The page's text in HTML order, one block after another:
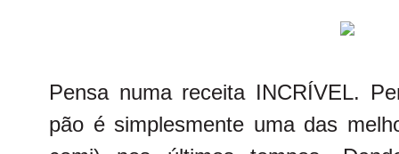
Pensa numa receita INCRÍVEL.
pão é simplesmente uma das